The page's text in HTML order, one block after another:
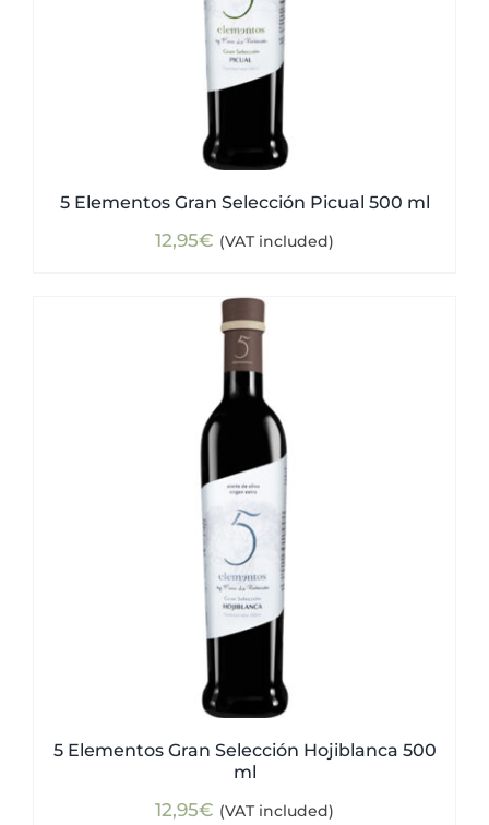
5 Elementos Gran Selección Picual 500 ml
12,95€ (VAT included)
5 Elementos Gran Selección Hojiblanca 500
ml
12,95€ (VAT included)